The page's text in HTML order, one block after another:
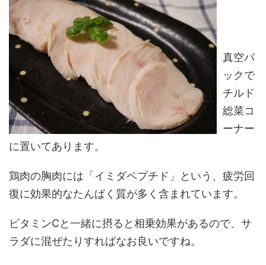
真空パ
ックで
チルド
総菜コ
ーナー
に置いてあります。
鶏肉の胸肉には「イミダペプチド」という、疲労回
復に効果的なたんぱく質が多く含まれています。
ビタミンCと一緒に摂ると相乗効果があるので、サ
ラダに混ぜたりすればなお良いですね。